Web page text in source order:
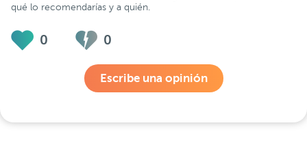
qué lo recomendarías y a quién.
0 0
Escribe una opinión